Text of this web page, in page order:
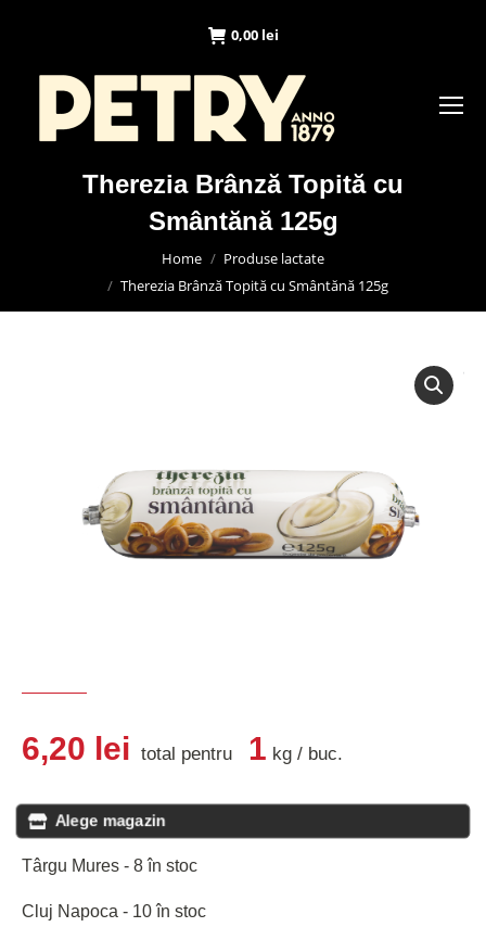
0,00 lei
Therezia Brânză Topită cu
Smântănă 125g
Home
Produse lactate
Therezia Brânză Topită cu Smântănă 125g
6,20 lei total pentru 1 kg / buc.
Alege magazin
Târgu Mures - 8 în stoc
Cluj Napoca - 10 în stoc